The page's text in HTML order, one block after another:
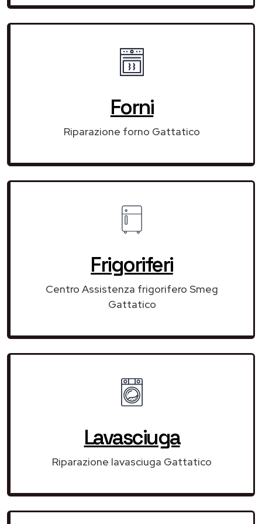
Forni
Riparazione forno Gattatico
Frigoriferi
Centro Assistenza frigorifero Smeg
Gattatico
Lavasciuga
Riparazione lavasciuga Gattatico